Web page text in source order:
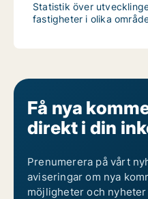
Statistik över
fastigheter i olika
Få nya
direkt i din
Prenumerera på vårt
aviseringar om nya
möjligheter och